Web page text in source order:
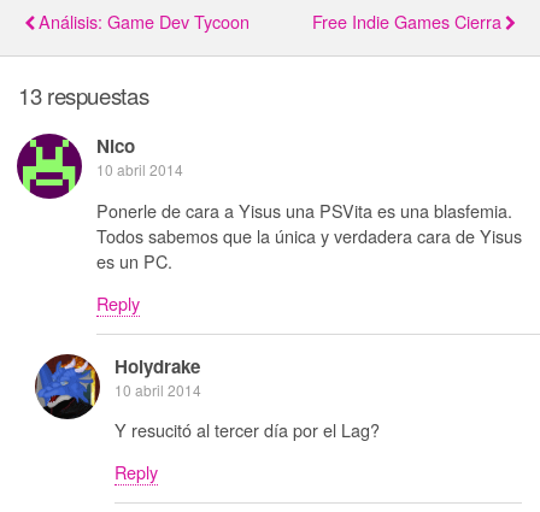
Análisis: Game Dev Tycoon Free Indie Games Cierra
13 respuestas
Nico
10 abril 2014
Ponerle de cara a Yisus una PSVita es una blasfemia.
Todos sabemos que la única y verdadera cara de Yisus
es un PC.
Reply
Holydrake
10 abril 2014
Y resucitó al tercer día por el Lag?
Reply